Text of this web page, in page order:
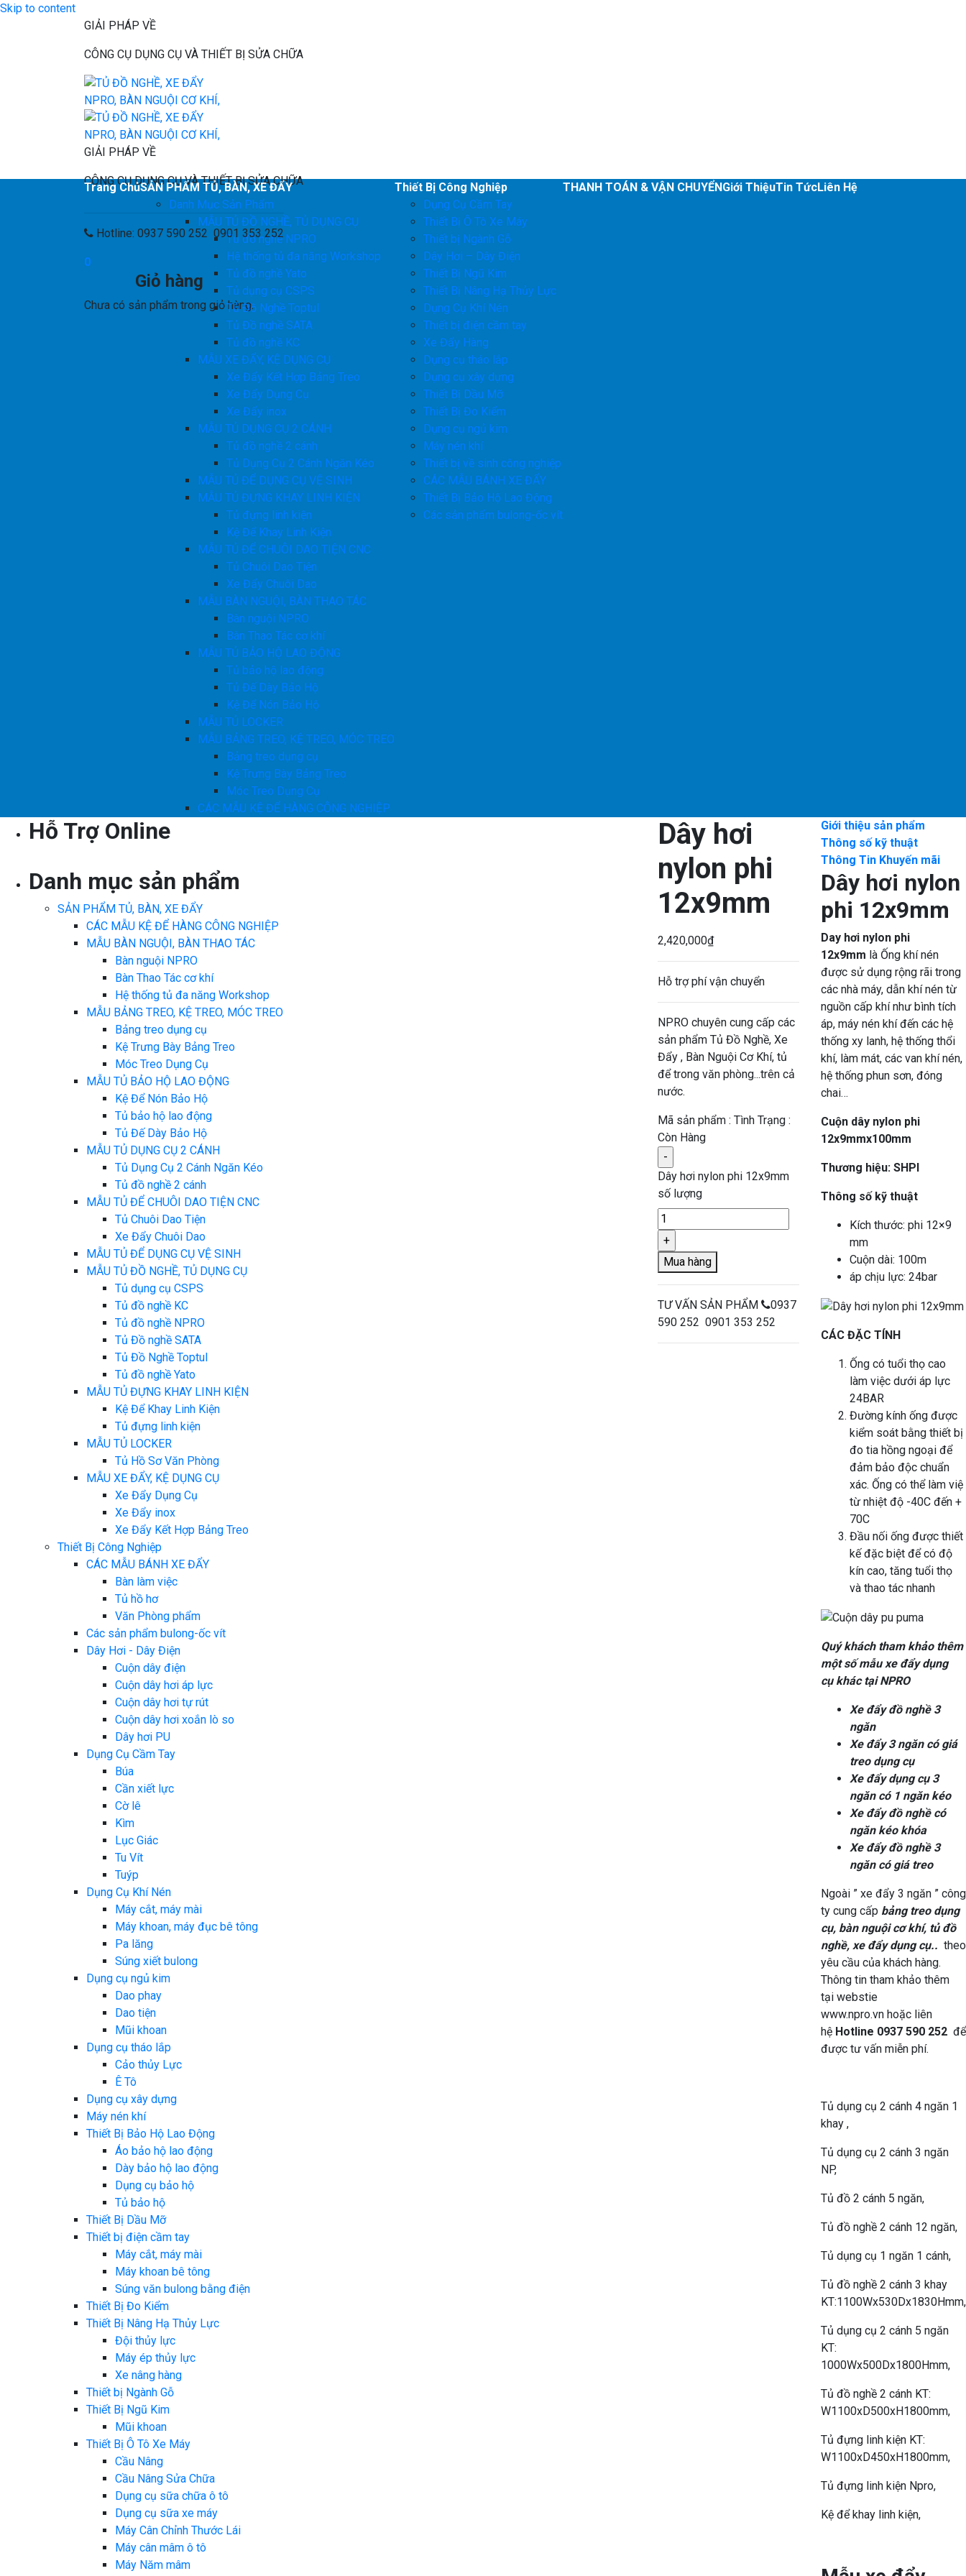
Skip to content
GIẢI PHÁP VỀ
CÔNG CỤ DỤNG CỤ VÀ THIẾT BỊ SỬA CHỮA
GIẢI PHÁP VỀ
CÔNG CỤ DỤNG CỤ VÀ THIẾT BỊ SỬA CHỮA
Hotline: 0937 590 252 0901 353 252
0
Giỏ hàng
Chưa có sản phẩm trong giỏ hàng.
Trang ChủSẢN PHẨM TỦ, BÀN, XE ĐẨY
Danh Mục Sản Phẩm
MẪU TỦ ĐỒ NGHỀ, TỦ DỤNG CỤ
Tủ đồ nghề NPRO
Hệ thống tủ đa năng Workshop
Tủ đồ nghề Yato
Tủ dụng cụ CSPS
Tủ Đồ Nghề Toptul
Tủ Đồ nghề SATA
Tủ đồ nghề KC
MẪU XE ĐẨY, KỆ DỤNG CỤ
Xe Đẩy Kết Hợp Bảng Treo
Xe Đẩy Dụng Cụ
Xe Đẩy inox
MẪU TỦ DỤNG CỤ 2 CÁNH
Tủ đồ nghề 2 cánh
Tủ Dụng Cụ 2 Cánh Ngăn Kéo
MẪU TỦ ĐỂ DỤNG CỤ VỆ SINH
MẪU TỦ ĐỰNG KHAY LINH KIỆN
Tủ đựng linh kiện
Kệ Để Khay Linh Kiện
MẪU TỦ ĐỂ CHUÔI DAO TIỆN CNC
Tủ Chuôi Dao Tiện
Xe Đẩy Chuôi Dao
MẪU BÀN NGUỘI, BÀN THAO TÁC
Bàn nguội NPRO
Bàn Thao Tác cơ khí
MẪU TỦ BẢO HỘ LAO ĐỘNG
Tủ bảo hộ lao động
Tủ Đế Dày Bảo Hộ
Kệ Để Nón Bảo Hộ
MẪU TỦ LOCKER
MẪU BẢNG TREO, KỆ TREO, MÓC TREO
Bảng treo dụng cụ
Kệ Trưng Bày Bảng Treo
Móc Treo Dụng Cụ
CÁC MẪU KỆ ĐỂ HÀNG CÔNG NGHIỆP
Thiết Bị Công Nghiệp
Dụng Cụ Cầm Tay
Thiết Bị Ô Tô Xe Máy
Thiết bị Ngành Gỗ
Dây Hơi – Dây Điện
Thiết Bị Ngũ Kim
Thiết Bị Nâng Hạ Thủy Lực
Dụng Cụ Khí Nén
Thiết bị điện cầm tay
Xe Đẩy Hàng
Dụng cụ tháo lắp
Dụng cụ xây dựng
Thiết Bị Dầu Mỡ
Thiết Bị Đo Kiểm
Dụng cụ ngủ kim
Máy nén khí
Thiết bị về sinh công nghiệp
CÁC MẪU BÁNH XE ĐẨY
Thiết Bị Bảo Hộ Lao Động
Các sản phẩm bulong-ốc vít
THANH TOÁN & VẬN CHUYỂNGiới ThiệuTin TứcLiên Hệ
Hỗ Trợ Online
Danh mục sản phẩm
SẢN PHẨM TỦ, BÀN, XE ĐẨY
CÁC MẪU KỆ ĐỂ HÀNG CÔNG NGHIỆP
MẪU BÀN NGUỘI, BÀN THAO TÁC
Bàn nguội NPRO
Bàn Thao Tác cơ khí
Hệ thống tủ đa năng Workshop
MẪU BẢNG TREO, KỆ TREO, MÓC TREO
Bảng treo dụng cụ
Kệ Trưng Bày Bảng Treo
Móc Treo Dụng Cụ
MẪU TỦ BẢO HỘ LAO ĐỘNG
Kệ Để Nón Bảo Hộ
Tủ bảo hộ lao động
Tủ Đế Dày Bảo Hộ
MẪU TỦ DỤNG CỤ 2 CÁNH
Tủ Dụng Cụ 2 Cánh Ngăn Kéo
Tủ đồ nghề 2 cánh
MẪU TỦ ĐỂ CHUÔI DAO TIỆN CNC
Tủ Chuôi Dao Tiện
Xe Đẩy Chuôi Dao
MẪU TỦ ĐỂ DỤNG CỤ VỆ SINH
MẪU TỦ ĐỒ NGHỀ, TỦ DỤNG CỤ
Tủ dụng cụ CSPS
Tủ đồ nghề KC
Tủ đồ nghề NPRO
Tủ Đồ nghề SATA
Tủ Đồ Nghề Toptul
Tủ đồ nghề Yato
MẪU TỦ ĐỰNG KHAY LINH KIỆN
Kệ Để Khay Linh Kiện
Tủ đựng linh kiện
MẪU TỦ LOCKER
Tủ Hồ Sơ Văn Phòng
MẪU XE ĐẨY, KỆ DỤNG CỤ
Xe Đẩy Dụng Cụ
Xe Đẩy inox
Xe Đẩy Kết Hợp Bảng Treo
Thiết Bị Công Nghiệp
CÁC MẪU BÁNH XE ĐẨY
Bàn làm việc
Tủ hồ hơ
Văn Phòng phẩm
Các sản phẩm bulong-ốc vít
Dây Hơi - Dây Điện
Cuộn dây điện
Cuộn dây hơi áp lực
Cuộn dây hơi tự rút
Cuộn dây hơi xoắn lò so
Dây hơi PU
Dụng Cụ Cầm Tay
Búa
Cần xiết lực
Cờ lê
Kìm
Lục Giác
Tu Vít
Tuýp
Dụng Cụ Khí Nén
Máy cắt, máy mài
Máy khoan, máy đục bê tông
Pa lăng
Súng xiết bulong
Dụng cụ ngủ kim
Dao phay
Dao tiện
Mũi khoan
Dụng cụ tháo lắp
Cảo thủy Lực
Ê Tô
Dụng cụ xây dựng
Máy nén khí
Thiết Bị Bảo Hộ Lao Động
Áo bảo hộ lao động
Dày bảo hộ lao động
Dụng cụ bảo hộ
Tủ bảo hộ
Thiết Bị Dầu Mỡ
Thiết bị điện cầm tay
Máy cắt, máy mài
Máy khoan bê tông
Súng văn bulong bằng điện
Thiết Bị Đo Kiểm
Thiết Bị Nâng Hạ Thủy Lực
Đội thủy lực
Máy ép thủy lực
Xe nâng hàng
Thiết bị Ngành Gỗ
Thiết Bị Ngũ Kim
Mũi khoan
Thiết Bị Ô Tô Xe Máy
Cầu Nâng
Cầu Nâng Sửa Chữa
Dụng cụ sữa chữa ô tô
Dụng cụ sữa xe máy
Máy Cân Chỉnh Thước Lái
Máy cân mâm ô tô
Máy Năm mâm
Dây hơi
nylon phi
12x9mm
2,420,000₫
Hỗ trợ phí vận chuyển
NPRO chuyên cung cấp các
sản phẩm Tủ Đồ Nghề, Xe
Đẩy , Bàn Nguội Cơ Khí, tủ
để trong văn phòng...trên cả
nước.
Mã sản phẩm : Tình Trạng :
Còn Hàng
Dây hơi nylon phi 12x9mm
số lượng
Mua hàng
TƯ VẤN SẢN PHẨM
0937
590 252 0901 353 252
Giới thiệu sản phẩm
Thông số kỹ thuật
Thông Tin Khuyến mãi
Dây hơi nylon
phi 12x9mm
Day hơi nylon phi
12x9mm là Ống khí nén
được sử dụng rộng rãi trong
các nhà máy, dẫn khí nén từ
nguồn cấp khí như bình tích
áp, máy nén khí đến các hệ
thống xy lanh, hệ thống thổi
khí, làm mát, các van khí nén,
hệ thống phun sơn, đóng
chai…
Cuộn dây nylon phi
12x9mmx100mm
Thương hiệu: SHPI
Thông số kỹ thuật
Kích thước: phi 12×9
mm
Cuộn dài: 100m
áp chịu lực: 24bar
CÁC ĐẶC TÍNH
Ống có tuổi thọ cao
làm việc dưới áp lực
24BAR
Đường kính ống được
kiểm soát bằng thiết bị
đo tia hồng ngoại để
đảm bảo độc chuẩn
xác. Ống có thể làm việ
từ nhiệt độ -40C đến +
70C
Đầu nối ống được thiết
kế đặc biệt để có độ
kín cao, tăng tuổi thọ
và thao tác nhanh
Quý khách tham khảo thêm
một số mẫu xe đẩy dụng
cụ khác tại NPRO
Xe đẩy đồ nghề 3
ngăn
Xe đẩy 3 ngăn có giá
treo dụng cụ
Xe đẩy dụng cụ 3
ngăn có 1 ngăn kéo
Xe đẩy đồ nghề có
ngăn kéo khóa
Xe đẩy đồ nghề 3
ngăn có giá treo
Ngoài ” xe đẩy 3 ngăn ” công
ty cung cấp bảng treo dụng
cụ, bàn nguội cơ khí, tủ đồ
nghề, xe đẩy dụng cụ.. theo
yêu cầu của khách hàng.
Thông tin tham khảo thêm
tại webstie
www.npro.vn hoặc liên
hệ Hotline 0937 590 252 để
được tư vấn miễn phí.
Tủ dụng cụ 2 cánh 4 ngăn 1
khay ,
Tủ dụng cụ 2 cánh 3 ngăn
NP,
Tủ đồ 2 cánh 5 ngăn,
Tủ đồ nghề 2 cánh 12 ngăn,
Tủ dụng cụ 1 ngăn 1 cánh,
Tủ đồ nghề 2 cánh 3 khay
KT:1100Wx530Dx1830Hmm,
Tủ dụng cụ 2 cánh 5 ngăn
KT:
1000Wx500Dx1800Hmm,
Tủ đồ nghề 2 cánh KT:
W1100xD500xH1800mm,
Tủ đựng linh kiện KT:
W1100xD450xH1800mm,
Tủ đựng linh kiện Npro,
Kệ để khay linh kiện,